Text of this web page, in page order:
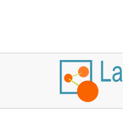
CHIMIE
CHIMIE